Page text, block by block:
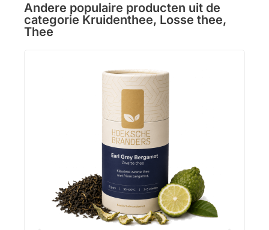
Andere populaire producten uit de
categorie Kruidenthee, Losse thee,
Thee